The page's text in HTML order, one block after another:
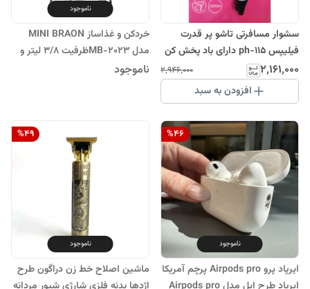
سشوار مسافرتی تاشو پر قدرت
فیلیپس ph-115 دارای باد پخش کن
و باد سرد 2200 وات
۲٬۱۶۱٬۰۰۰ ۲٬۹۴۶٬۰۰۰
افزودن به سبد
ناموجود
خردکن و غذاساز MINI BRAON
مدل MB-2023ظرفیت 3/8 لیتر و
ناموجود
%46
ناموجود
ایرپاد پرو Airpods pro پرچم آمریکا
%49
ناموجود
ماشین اصلاح خط زن دراگون طرح